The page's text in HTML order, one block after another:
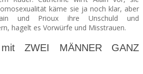
käme sie ja noch klar, aber
und Prioux ihre Unschuld und
hagelt es Vorwürfe und Misstrauen.
ZWEI MÄNNER GANZ